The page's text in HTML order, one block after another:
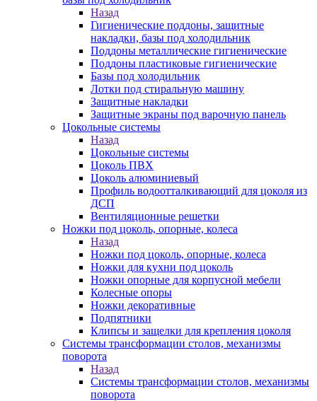
Назад
Гигиенические поддоны, защитные
накладки, базы под холодильник
Поддоны металлические гигиенические
Поддоны пластиковые гигиенические
Базы под холодильник
Лотки под стиральную машину
Защитные накладки
Защитные экраны под варочную панель
Цокольные системы
Назад
Цокольные системы
Цоколь ПВХ
Цоколь алюминиевый
Профиль водоотталкивающий для цоколя из
ДСП
Вентиляционные решетки
Ножки под цоколь, опорные, колеса
Назад
Ножки под цоколь, опорные, колеса
Ножки для кухни под цоколь
Ножки опорные для корпусной мебели
Колесные опоры
Ножки декоративные
Подпятники
Клипсы и защелки для крепления цоколя
Системы трансформации столов, механизмы
поворота
Назад
Системы трансформации столов, механизмы
поворота